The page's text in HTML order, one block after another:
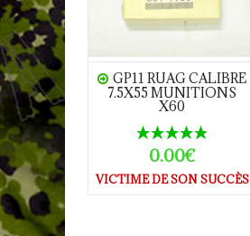
GP11 RUAG CALIBRE
7.5X55 MUNITIONS
X60
0.00€
VICTIME DE SON SUCCÈS